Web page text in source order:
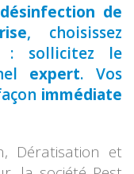
désinfection de
, choisissez
: sollicitez le
expert. Vos
immédiate
Dératisation et